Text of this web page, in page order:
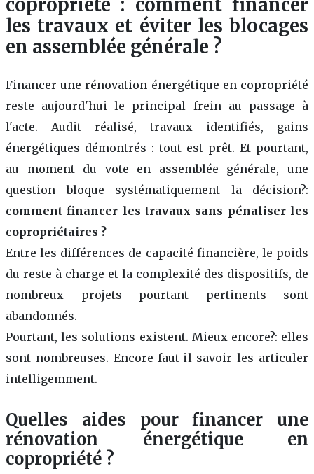
copropriété : comment financer
les travaux et éviter les blocages
en assemblée générale ?
Financer une rénovation énergétique en copropriété
reste aujourd'hui le principal frein au passage à
l'acte. Audit réalisé, travaux identifiés, gains
énergétiques démontrés : tout est prêt. Et pourtant,
au moment du vote en assemblée générale, une
question bloque systématiquement la décision?:
comment financer les travaux sans pénaliser les
copropriétaires ?
Entre les différences de capacité financière, le poids
du reste à charge et la complexité des dispositifs, de
nombreux projets pourtant pertinents sont
abandonnés.
Pourtant, les solutions existent. Mieux encore?: elles
sont nombreuses. Encore faut-il savoir les articuler
intelligemment.
Quelles aides pour financer une
rénovation énergétique en
copropriété ?